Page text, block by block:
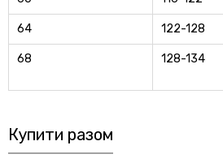
64 122-128
68 128-134
Купити разом